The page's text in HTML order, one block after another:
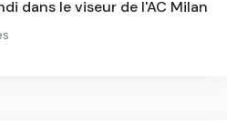
dans le viseur de l'AC Milan